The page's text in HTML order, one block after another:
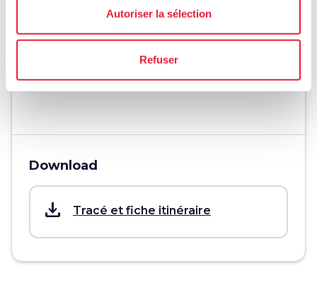
Autoriser la sélection
Refuser
1 jour
info
Download
save_alt Tracé et fiche itinéraire